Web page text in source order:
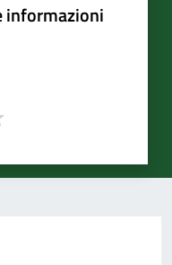
informazioni